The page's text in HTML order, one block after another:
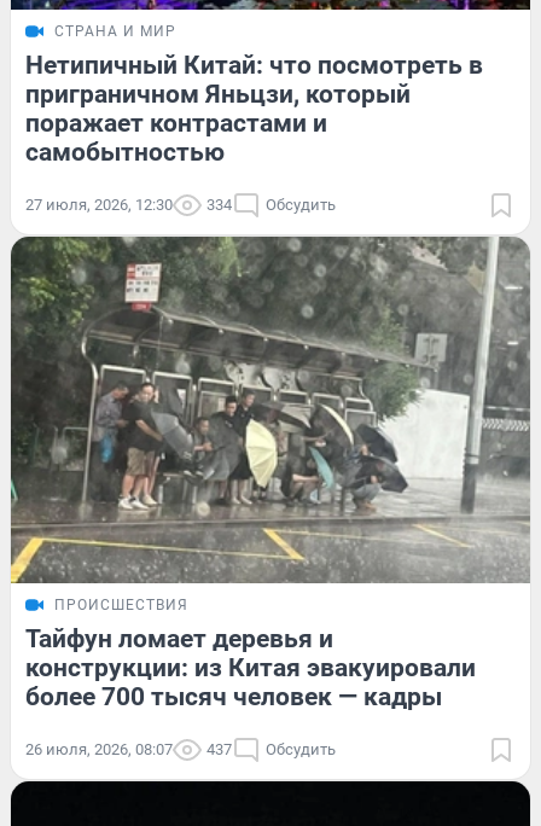
СТРАНА И МИР
Нетипичный Китай: что посмотреть в
приграничном Яньцзи, который
поражает контрастами и
самобытностью
27 июля, 2026, 12:30 334 Обсудить
ПРОИСШЕСТВИЯ
Тайфун ломает деревья и
конструкции: из Китая эвакуировали
более 700 тысяч человек — кадры
26 июля, 2026, 08:07 437 Обсудить